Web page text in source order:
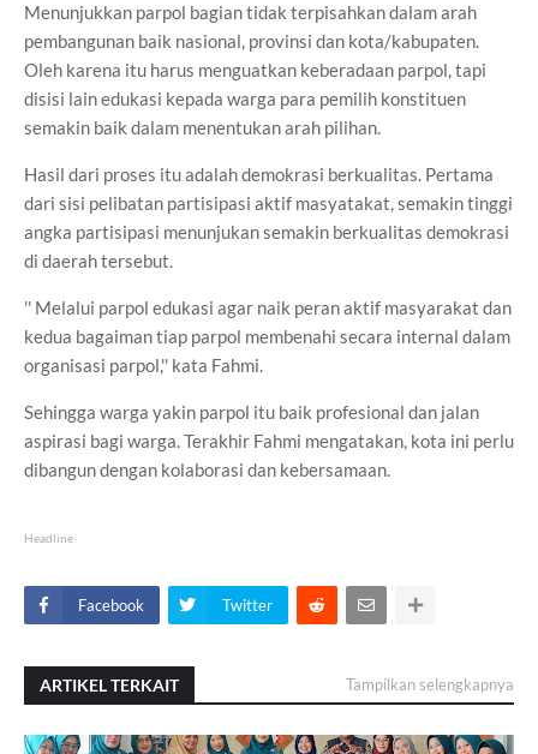
Menunjukkan parpol bagian tidak terpisahkan dalam arah
pembangunan baik nasional, provinsi dan kota/kabupaten.
Oleh karena itu harus menguatkan keberadaan parpol, tapi
disisi lain edukasi kepada warga para pemilih konstituen
semakin baik dalam menentukan arah pilihan.
Hasil dari proses itu adalah demokrasi berkualitas. Pertama
dari sisi pelibatan partisipasi aktif masyatakat, semakin tinggi
angka partisipasi menunjukan semakin berkualitas demokrasi
di daerah tersebut.
'' Melalui parpol edukasi agar naik peran aktif masyarakat dan
kedua bagaiman tiap parpol membenahi secara internal dalam
organisasi parpol,'' kata Fahmi.
Sehingga warga yakin parpol itu baik profesional dan jalan
aspirasi bagi warga. Terakhir Fahmi mengatakan, kota ini perlu
dibangun dengan kolaborasi dan kebersamaan.
Headline
Facebook Twitter
ARTIKEL TERKAIT Tampilkan selengkapnya